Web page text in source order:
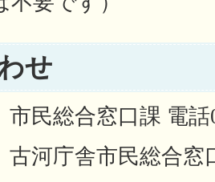
せ
市民総合窓口課 電
古河庁舎市民総合窓